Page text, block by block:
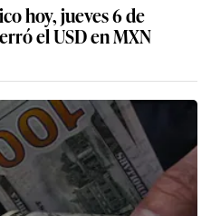
hoy, jueves 6 de
el USD en MXN